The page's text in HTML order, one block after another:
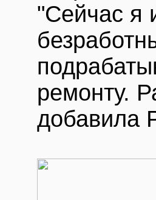
"Сейчас я
ремонту.
добавила